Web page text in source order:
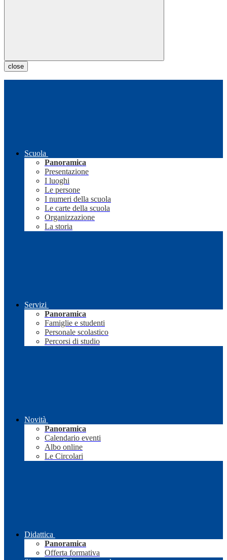
close
Scuola
Panoramica
Presentazione
I luoghi
Le persone
I numeri della scuola
Le carte della scuola
Organizzazione
La storia
Servizi
Panoramica
Famiglie e studenti
Personale scolastico
Percorsi di studio
Novità
Panoramica
Calendario eventi
Albo online
Le Circolari
Didattica
Panoramica
Offerta formativa